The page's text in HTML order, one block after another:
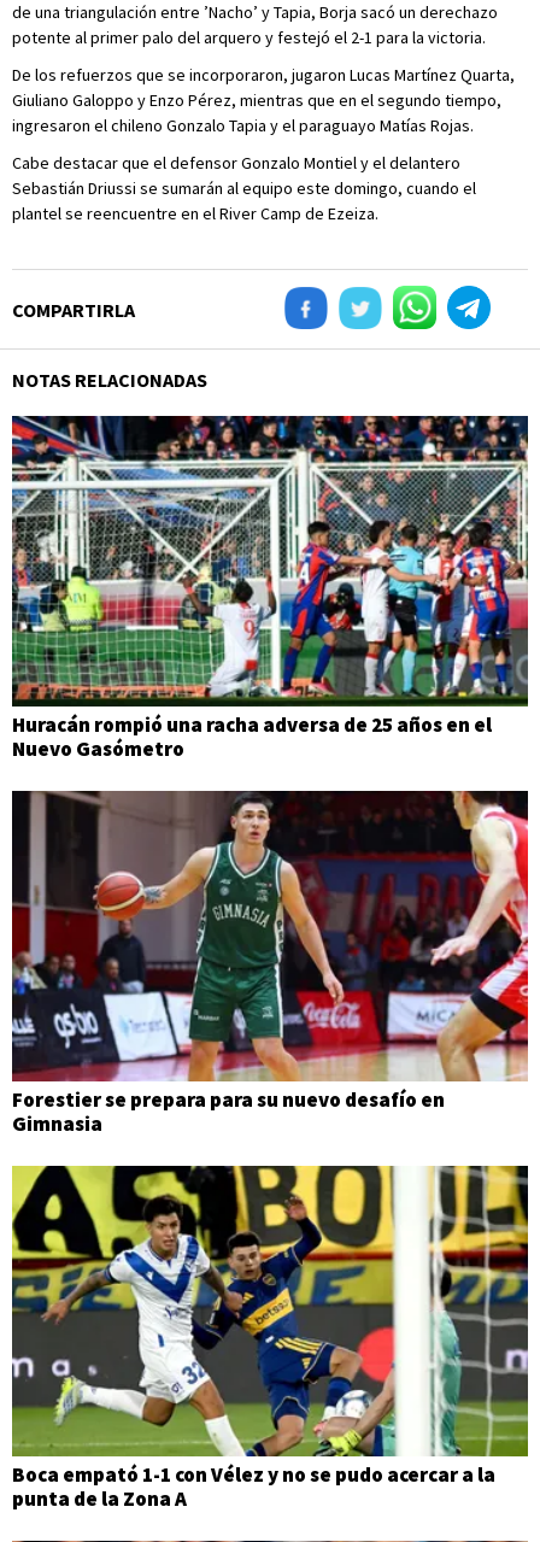
de una triangulación entre ’Nacho’ y Tapia, Borja sacó un derechazo
potente al primer palo del arquero y festejó el 2-1 para la victoria.
De los refuerzos que se incorporaron, jugaron Lucas Martínez Quarta,
Giuliano Galoppo y Enzo Pérez, mientras que en el segundo tiempo,
ingresaron el chileno Gonzalo Tapia y el paraguayo Matías Rojas.
Cabe destacar que el defensor Gonzalo Montiel y el delantero
Sebastián Driussi se sumarán al equipo este domingo, cuando el
plantel se reencuentre en el River Camp de Ezeiza.
COMPARTIRLA
NOTAS RELACIONADAS
Huracán rompió una racha adversa de 25 años en el
Nuevo Gasómetro
Forestier se prepara para su nuevo desafío en
Gimnasia
Boca empató 1-1 con Vélez y no se pudo acercar a la
punta de la Zona A